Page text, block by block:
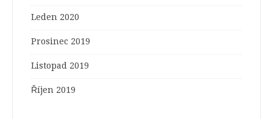
Leden 2020
Prosinec 2019
Listopad 2019
Říjen 2019